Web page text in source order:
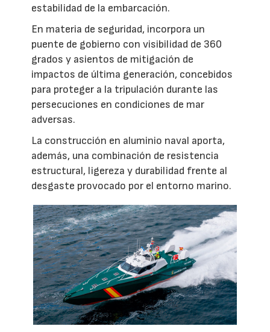
estabilidad de la embarcación.
En materia de seguridad, incorpora un
puente de gobierno con visibilidad de 360
grados y asientos de mitigación de
impactos de última generación, concebidos
para proteger a la tripulación durante las
persecuciones en condiciones de mar
adversas.
La construcción en aluminio naval aporta,
además, una combinación de resistencia
estructural, ligereza y durabilidad frente al
desgaste provocado por el entorno marino.